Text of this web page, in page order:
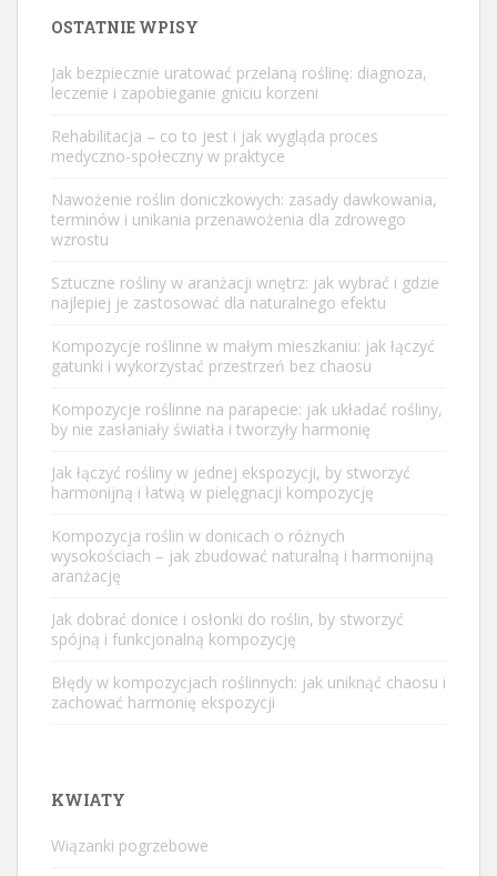
OSTATNIE WPISY
Jak bezpiecznie uratować przelaną roślinę: diagnoza,
leczenie i zapobieganie gniciu korzeni
Rehabilitacja – co to jest i jak wygląda proces
medyczno-społeczny w praktyce
Nawożenie roślin doniczkowych: zasady dawkowania,
terminów i unikania przenawożenia dla zdrowego
wzrostu
Sztuczne rośliny w aranżacji wnętrz: jak wybrać i gdzie
najlepiej je zastosować dla naturalnego efektu
Kompozycje roślinne w małym mieszkaniu: jak łączyć
gatunki i wykorzystać przestrzeń bez chaosu
Kompozycje roślinne na parapecie: jak układać rośliny,
by nie zasłaniały światła i tworzyły harmonię
Jak łączyć rośliny w jednej ekspozycji, by stworzyć
harmonijną i łatwą w pielęgnacji kompozycję
Kompozycja roślin w donicach o różnych
wysokościach – jak zbudować naturalną i harmonijną
aranżację
Jak dobrać donice i osłonki do roślin, by stworzyć
spójną i funkcjonalną kompozycję
Błędy w kompozycjach roślinnych: jak uniknąć chaosu i
zachować harmonię ekspozycji
KWIATY
Wiązanki pogrzebowe